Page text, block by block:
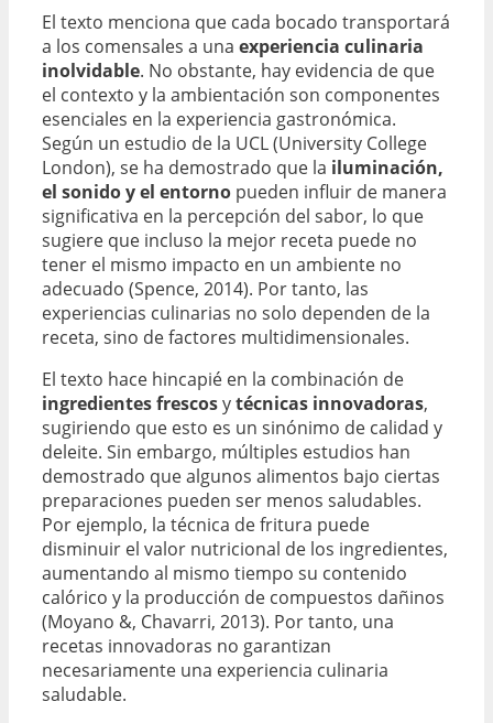
El texto menciona que cada bocado transportará
a los comensales a una experiencia culinaria
inolvidable. No obstante, hay evidencia de que
el contexto y la ambientación son componentes
esenciales en la experiencia gastronómica.
Según un estudio de la UCL (University College
London), se ha demostrado que la iluminación,
el sonido y el entorno pueden influir de manera
significativa en la percepción del sabor, lo que
sugiere que incluso la mejor receta puede no
tener el mismo impacto en un ambiente no
adecuado (Spence, 2014). Por tanto, las
experiencias culinarias no solo dependen de la
receta, sino de factores multidimensionales.
El texto hace hincapié en la combinación de
ingredientes frescosytécnicas innovadoras,
sugiriendo que esto es un sinónimo de calidad y
deleite. Sin embargo, múltiples estudios han
demostrado que algunos alimentos bajo ciertas
preparaciones pueden ser menos saludables.
Por ejemplo, la técnica de fritura puede
disminuir el valor nutricional de los ingredientes,
aumentando al mismo tiempo su contenido
calórico y la producción de compuestos dañinos
(Moyano &, Chavarri, 2013). Por tanto, una
recetas innovadoras no garantizan
necesariamente una experiencia culinaria
saludable.